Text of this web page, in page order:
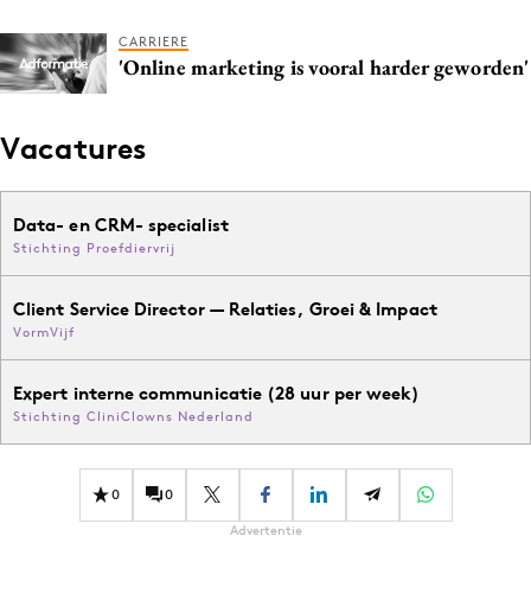
CARRIERE
'Online marketing is vooral harder geworden'
Vacatures
Data- en CRM- specialist
Stichting Proefdiervrij
Client Service Director — Relaties, Groei & Impact
VormVijf
Expert interne communicatie (28 uur per week)
Stichting CliniClowns Nederland
0 0
Advertentie